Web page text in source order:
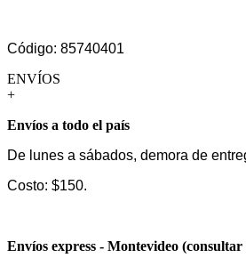
Código: 85740401
ENVÍOS
+
Envíos a todo el país
De lunes a sábados, demora de
Costo: $150.
Envíos express - Montevideo (consultar